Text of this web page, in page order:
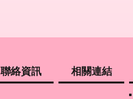
聯絡資訊 相關連結